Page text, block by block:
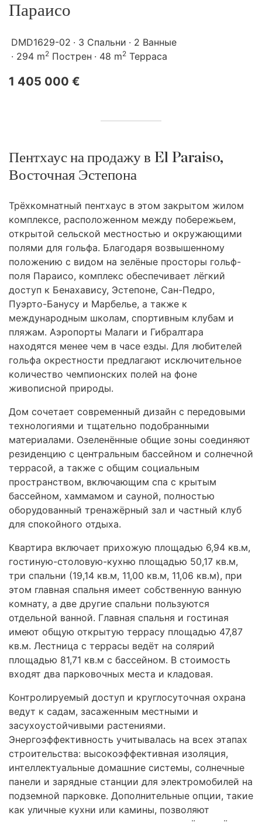
Параисо
DMD1629-02 3 Спальни
2 Ванные
294 m2 Пострен 48 m2 Терраса
1 405 000 €
Пентхаус на продажу в El Paraiso,
Восточная Эстепона
Трёхкомнатный пентхаус в этом закрытом жилом
комплексе, расположенном между побережьем,
открытой сельской местностью и окружающими
полями для гольфа. Благодаря возвышенному
положению с видом на зелёные просторы гольф-
поля Параисо, комплекс обеспечивает лёгкий
доступ к Бенахавису, Эстепоне, Сан-Педро,
Пуэрто-Банусу и Марбелье, а также к
международным школам, спортивным клубам и
пляжам. Аэропорты Малаги и Гибралтара
находятся менее чем в часе езды. Для любителей
гольфа окрестности предлагают исключительное
количество чемпионских полей на фоне
живописной природы.
Дом сочетает современный дизайн с передовыми
технологиями и тщательно подобранными
материалами. Озеленённые общие зоны соединяют
резиденцию с центральным бассейном и солнечной
террасой, а также с общим социальным
пространством, включающим спа с крытым
бассейном, хаммамом и сауной, полностью
оборудованный тренажёрный зал и частный клуб
для спокойного отдыха.
Квартира включает прихожую площадью 6,94 кв.м,
гостиную-столовую-кухню площадью 50,17 кв.м,
три спальни (19,14 кв.м, 11,00 кв.м, 11,06 кв.м), при
этом главная спальня имеет собственную ванную
комнату, а две другие спальни пользуются
отдельной ванной. Главная спальня и гостиная
имеют общую открытую террасу площадью 47,87
кв.м. Лестница с террасы ведёт на солярий
площадью 81,71 кв.м с бассейном. В стоимость
входят два парковочных места и кладовая.
Контролируемый доступ и круглосуточная охрана
ведут к садам, засаженным местными и
засухоустойчивыми растениями.
Энергоэффективность учитывалась на всех этапах
строительства: высокоэффективная изоляция,
интеллектуальные домашние системы, солнечные
панели и зарядные станции для электромобилей на
подземной парковке. Дополнительные опции, такие
как уличные кухни или камины, позволяют